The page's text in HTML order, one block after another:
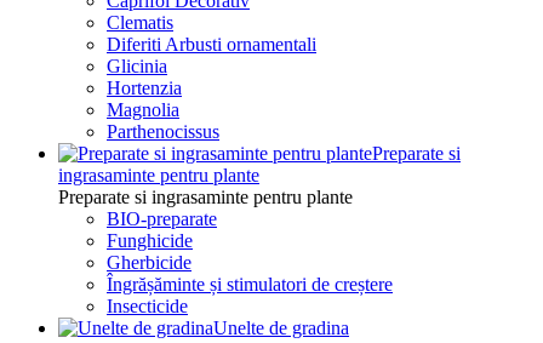
Clematis
Diferiti Arbusti ornamentali
Glicinia
Hortenzia
Magnolia
Parthenocissus
Preparate si
ingrasaminte pentru plante
Preparate si ingrasaminte pentru plante
BIO-preparate
Funghicide
Gherbicide
Îngrășăminte și stimulatori de creștere
Insecticide
Unelte de gradina